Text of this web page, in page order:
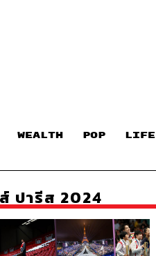
WEALTH POP LIFE
ปารีส 2024